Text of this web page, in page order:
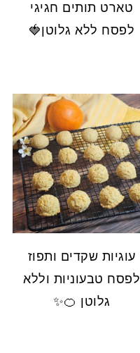
טארט תותים חגיגי
לפסח ללא גלוטן🍓
עוגיות שקדים ותפוז
לפסח טבעוניות וללא
גלוטן 🍊✨